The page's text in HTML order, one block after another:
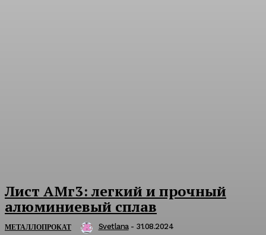
Лист АМг3: легкий и прочный
алюминиевый сплав
МЕТАЛЛОПРОКАТ Svetlana - 31.08.2024